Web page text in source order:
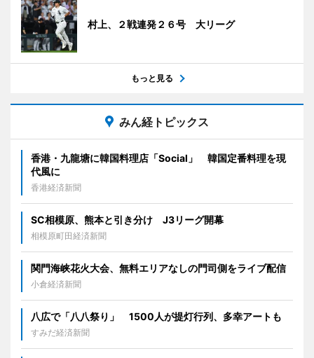
村上、２戦連発２６号 大リーグ
もっと見る
みん経トピックス
香港・九龍塘に韓国料理店「Social」 韓国定番料理を現
代風に
香港経済新聞
SC相模原、熊本と引き分け J3リーグ開幕
相模原町田経済新聞
関門海峡花火大会、無料エリアなしの門司側をライブ配信
小倉経済新聞
八広で「八八祭り」 1500人が提灯行列、多幸アートも
すみだ経済新聞